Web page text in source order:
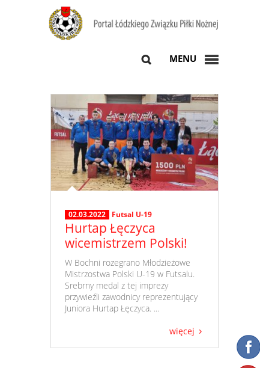
MENU
02.03.2022 Futsal U-19
Hurtap Łęczyca
wicemistrzem Polski!
​ W Bochni rozegrano Młodzieżowe
Mistrzostwa Polski U-19 w Futsalu.
Srebrny medal z tej imprezy
przywieźli zawodnicy reprezentujący
Juniora Hurtap Łęczyca. ...
więcej